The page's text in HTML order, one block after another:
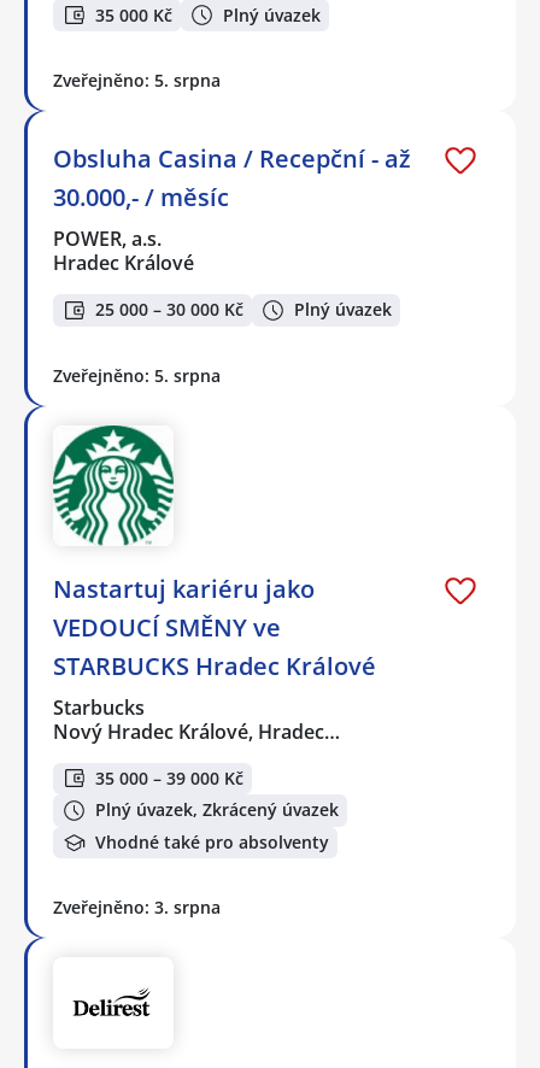
35 000 Kč Plný úvazek
Zveřejněno: 5. srpna
Obsluha Casina / Recepční - až
30.000,- / měsíc
POWER, a.s.
Hradec Králové
25 000 – 30 000 Kč Plný úvazek
Zveřejněno: 5. srpna
Nastartuj kariéru jako
VEDOUCÍ SMĚNY ve
STARBUCKS Hradec Králové
Starbucks
Nový Hradec Králové, Hradec…
35 000 – 39 000 Kč
Plný úvazek, Zkrácený úvazek
Vhodné také pro absolventy
Zveřejněno: 3. srpna